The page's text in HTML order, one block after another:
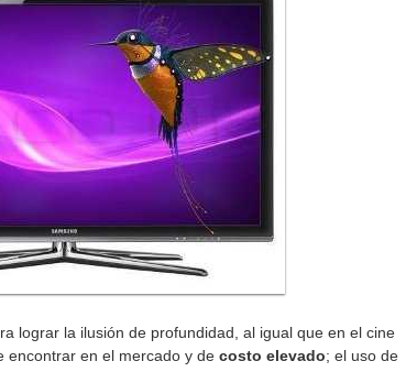
lograr la ilusión de profundidad, al igual que en el cine
encontrar en el mercado y decosto elevado; el uso de